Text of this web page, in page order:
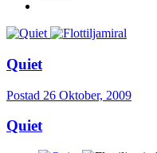
Quiet
Postad 26 Oktober, 2009
Quiet